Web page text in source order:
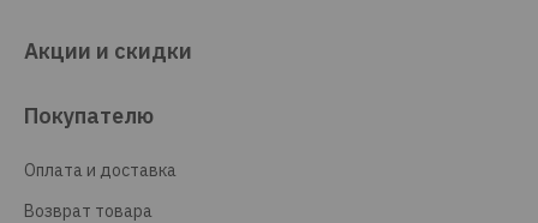
Акции и скидки
Покупателю
Оплата и доставка
Возврат товара